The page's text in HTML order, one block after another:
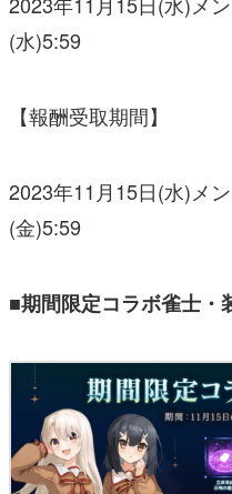
(水)5:59
【報酬受取期間】
2023年11月15日(水)メ
(金)5:59
■期間限定コラボ雀士・